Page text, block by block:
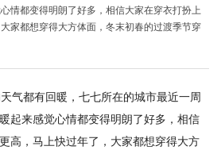
情都变得明朗了好多，相信大家在穿衣打扮上
家都想穿得大方体面，冬末初春的过渡季节穿
气都有回暖，七七所在的城市最近一周
起来感觉心情都变得明朗了好多，相信
高，马上快过年了，大家都想穿得大方